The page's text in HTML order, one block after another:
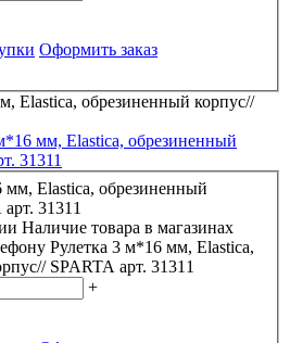
Оформить заказ
мм, Elastica, обрезиненный
31311
Наличие товара в магазинах
Рулетка 3 м*16 мм, Elastica,
SPARTA арт. 31311
+